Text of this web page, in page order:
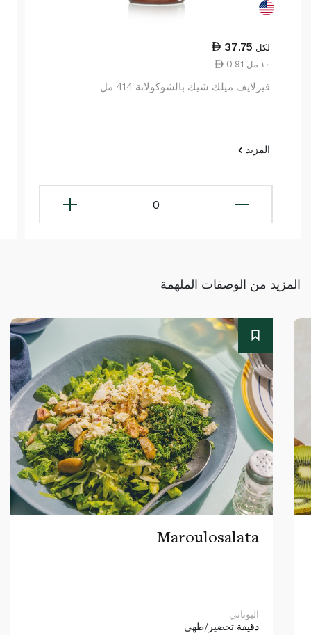
37.75 لكل
0.91 ١٠ مل
فيرلايف ميلك شيك بالشوكولاتة 414 مل
المزيد
0
المزيد من الوصفات الملهمة
Maroulosalata
اليوناني
دقيقة تحضير/طهي